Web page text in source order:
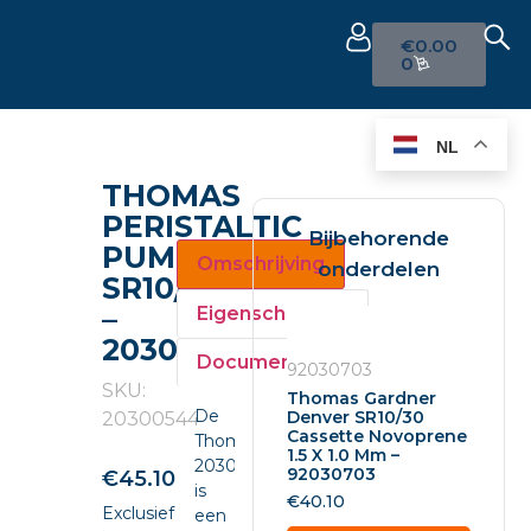
€0.00
0
THOMAS
PERISTALTIC
PUMP
SR10/30
–
20300544
SKU:
20300544
€45.10
Exclusief
Omschrijving
Eigenschappen
Documenten
De
Thomas
20300544
is
een
Bijbehorende
onderdelen
92030703
Thomas Gardner
Denver SR10/30
Cassette Novoprene
1.5 X 1.0 Mm –
92030703
€40.10
NL